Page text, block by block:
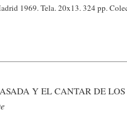
1969. Tela. 20x13. 324 pp.
Y EL CANTAR DE